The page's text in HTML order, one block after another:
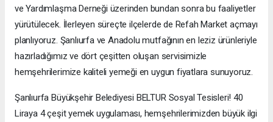
ve Yardımlaşma Derneği üzerinden bundan sonra bu faaliyetler
yürütülecek. İlerleyen süreçte ilçelerde de Refah Market açmayı
planlıyoruz. Şanlıurfa ve Anadolu mutfağının en leziz ürünleriyle
hazırladığımız ve dört çeşitten oluşan servisimizle
hemşehrilerimize kaliteli yemeği en uygun fiyatlara sunuyoruz.
Şanlıurfa Büyükşehir Belediyesi BELTUR Sosyal Tesisleri! 40
Liraya 4 çeşit yemek uygulaması, hemşehrilerimizden büyük ilgi